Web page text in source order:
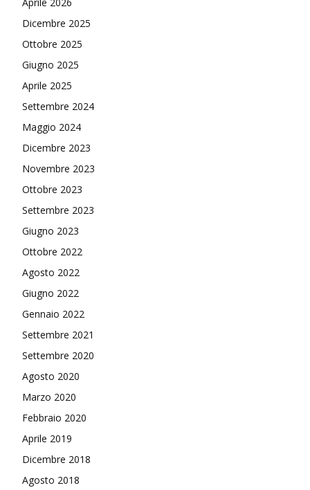
Dicembre 2025
Ottobre 2025
Giugno 2025
Aprile 2025
Settembre 2024
Maggio 2024
Dicembre 2023
Novembre 2023
Ottobre 2023
Settembre 2023
Giugno 2023
Ottobre 2022
Agosto 2022
Giugno 2022
Gennaio 2022
Settembre 2021
Settembre 2020
Agosto 2020
Marzo 2020
Febbraio 2020
Aprile 2019
Dicembre 2018
Agosto 2018